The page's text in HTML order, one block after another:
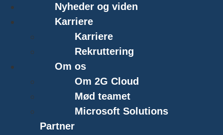
Nyheder og viden
Karriere
Karriere
Rekruttering
Om os
Om 2G Cloud
Mød teamet
Microsoft Solutions
Partner